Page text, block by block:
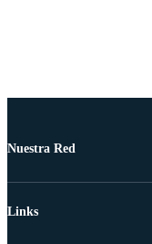
Nuestra Red
Links